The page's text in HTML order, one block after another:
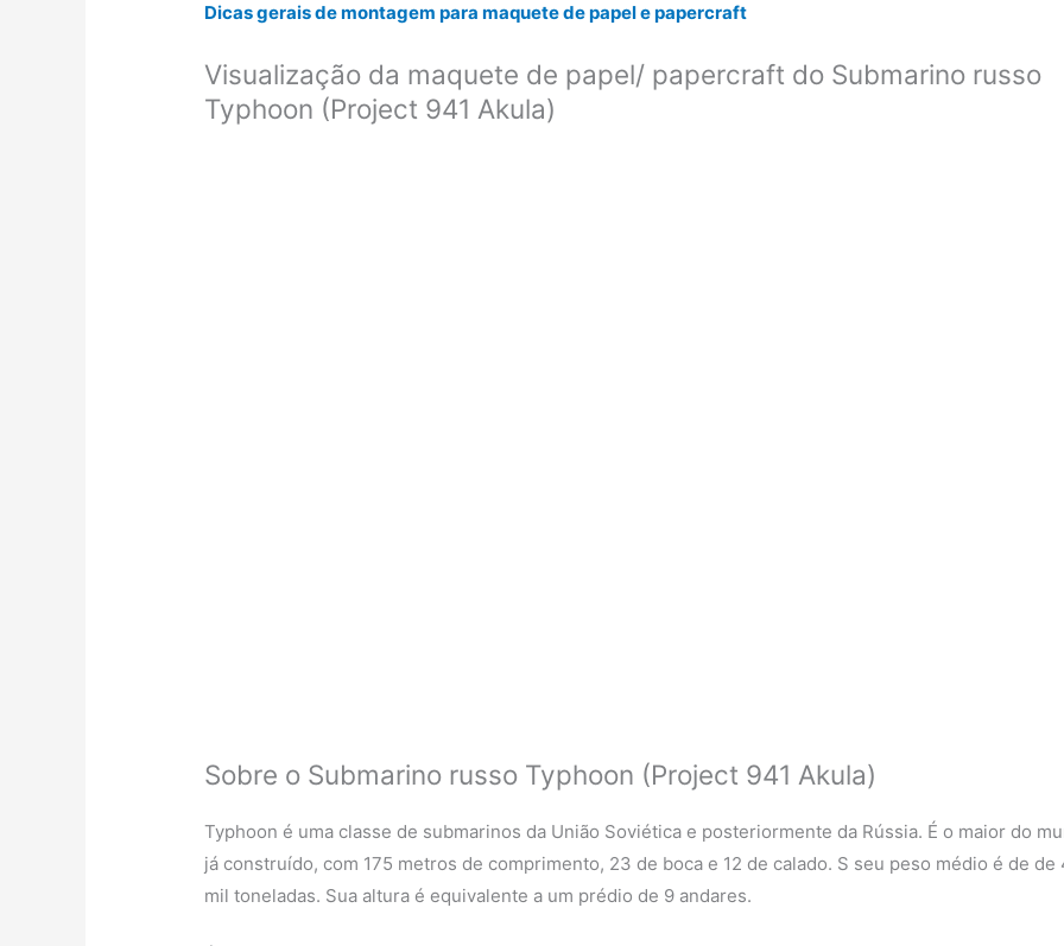
Dicas gerais de montagem para maquete de papel e papercraft
Visualização da maquete de papel/ papercraft do Submarino russo
Typhoon (Project 941 Akula)
Sobre o Submarino russo Typhoon (Project 941 Akula)
Typhoon é uma classe de submarinos da União Soviética e posteriormente da Rússia. É o maior do
já construído, com 175 metros de comprimento, 23 de boca e 12 de calado. S seu peso médio é de de
mil toneladas. Sua altura é equivalente a um prédio de 9 andares.